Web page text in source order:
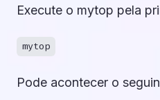
Execute o mytop pela
mytop
Pode acontecer o